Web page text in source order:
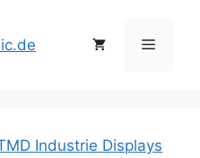
Menü
Industrie Displays